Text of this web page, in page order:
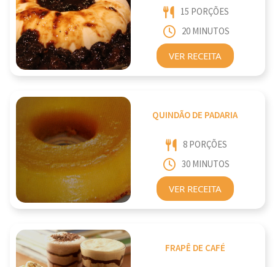
15 PORÇÕES
20 MINUTOS
VER RECEITA
QUINDÃO DE PADARIA
8 PORÇÕES
30 MINUTOS
VER RECEITA
FRAPÊ DE CAFÉ